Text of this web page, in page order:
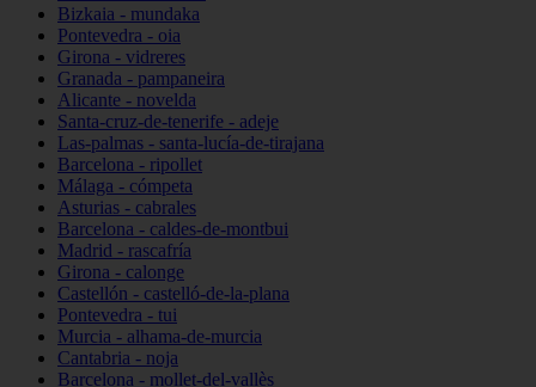
Bizkaia - mundaka
Pontevedra - oia
Girona - vidreres
Granada - pampaneira
Alicante - novelda
Santa-cruz-de-tenerife - adeje
Las-palmas - santa-lucía-de-tirajana
Barcelona - ripollet
Málaga - cómpeta
Asturias - cabrales
Barcelona - caldes-de-montbui
Madrid - rascafría
Girona - calonge
Castellón - castelló-de-la-plana
Pontevedra - tui
Murcia - alhama-de-murcia
Cantabria - noja
Barcelona - mollet-del-vallès